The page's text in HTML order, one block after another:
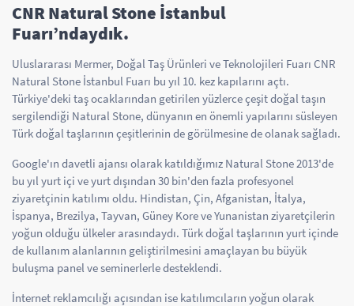
CNR Natural Stone İstanbul
Fuarı’ndaydık.
Uluslararası Mermer, Doğal Taş Ürünleri ve Teknolojileri Fuarı CNR
Natural Stone İstanbul Fuarı bu yıl 10. kez kapılarını açtı.
Türkiye'deki taş ocaklarından getirilen yüzlerce çeşit doğal taşın
sergilendiği Natural Stone, dünyanın en önemli yapılarını süsleyen
Türk doğal taşlarının çeşitlerinin de görülmesine de olanak sağladı.
Google'ın davetli ajansı olarak katıldığımız Natural Stone 2013'de
bu yıl yurt içi ve yurt dışından 30 bin'den fazla profesyonel
ziyaretçinin katılımı oldu. Hindistan, Çin, Afganistan, İtalya,
İspanya, Brezilya, Tayvan, Güney Kore ve Yunanistan ziyaretçilerin
yoğun olduğu ülkeler arasındaydı. Türk doğal taşlarının yurt içinde
de kullanım alanlarının geliştirilmesini amaçlayan bu büyük
buluşma panel ve seminerlerle desteklendi.
İnternet reklamcılığı açısından ise katılımcıların yoğun olarak